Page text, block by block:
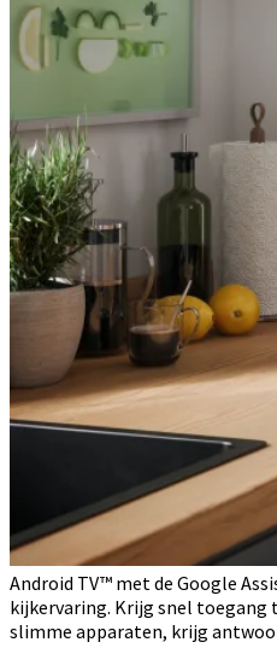
Android TV™ met de Google
kijkervaring. Krijg snel
slimme apparaten, krijg